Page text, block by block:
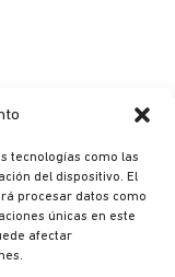
tecnologías como las
del dispositivo. El
procesar datos como
únicas en este
afectar